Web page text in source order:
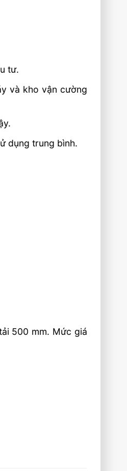
tư.
và kho vận cường
dụng trung bình.
500 mm. Mức giá